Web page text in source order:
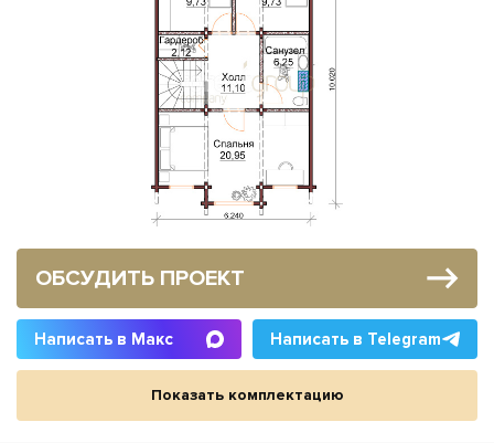
ОБСУДИТЬ ПРОЕКТ
Написать в Макс Написать в Telegram
Показать комплектацию